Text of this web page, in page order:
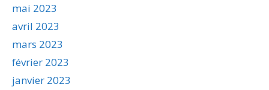
mai 2023
avril 2023
mars 2023
février 2023
janvier 2023